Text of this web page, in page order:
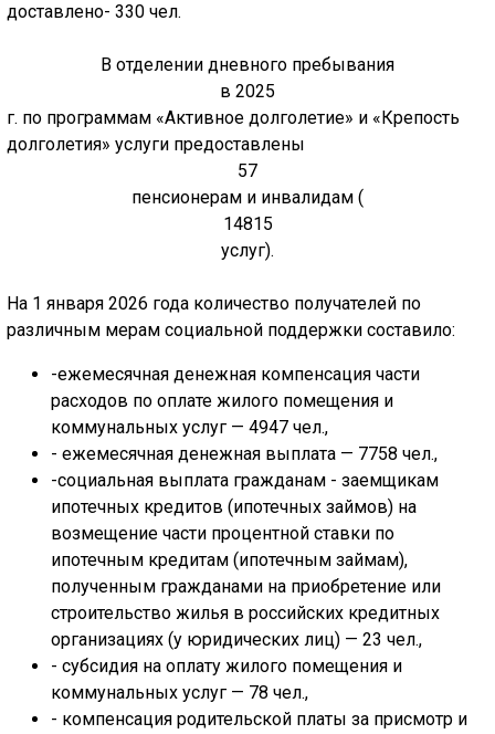
доставлено- 330 чел.
В отделении дневного пребывания
в 2025
г. по программам «Активное долголетие» и «Крепость
долголетия» услуги предоставлены
57
пенсионерам и инвалидам (
14815
услуг).
На 1 января 2026 года количество получателей по
различным мерам социальной поддержки составило:
-ежемесячная денежная компенсация части
расходов по оплате жилого помещения и
коммунальных услуг — 4947 чел.,
- ежемесячная денежная выплата — 7758 чел.,
-социальная выплата гражданам - заемщикам
ипотечных кредитов (ипотечных займов) на
возмещение части процентной ставки по
ипотечным кредитам (ипотечным займам),
полученным гражданами на приобретение или
строительство жилья в российских кредитных
организациях (у юридических лиц) — 23 чел.,
- субсидия на оплату жилого помещения и
коммунальных услуг — 78 чел.,
- компенсация родительской платы за присмотр и